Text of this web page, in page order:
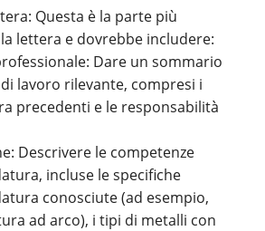
Questa è la parte più
lettera e dovrebbe includere:
Dare un sommario
di lavoro rilevante, compresi i
precedenti e le responsabilità
Descrivere le competenze
incluse le specifiche
conosciute (ad esempio,
ad arco), i tipi di metalli con